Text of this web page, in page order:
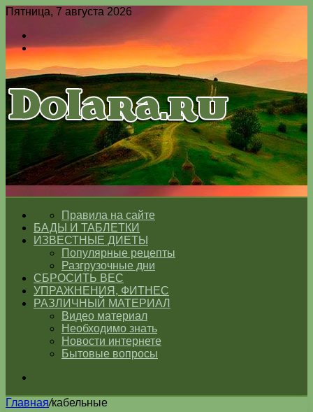
Пятница, 7 августа 2026
Switch
skin
Меню
Switch
ГЛАВНАЯПравила на сайте
БАДЫ И ТАБЛЕТКИ
ИЗВЕСТНЫЕ ДИЕТЫ
Популярные рецепты
Разгрузочные дни
СБРОСИТЬ ВЕС
УПРАЖНЕНИЯ, ФИТНЕС
РАЗЛИЧНЫЙ МАТЕРИАЛ
Видео материал
Необходимо знать
Новости интернете
Бытовые вопросы
Главная/кабельные